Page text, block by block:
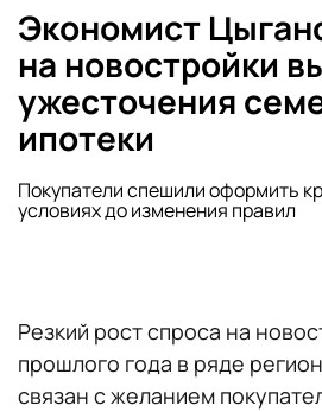
Экономист
на новостройки
ужесточения
ипотеки
Покупатели спешили оформить
условиях до изменения правил
Резкий рост спроса на
прошлого года в ряде
связан с желанием